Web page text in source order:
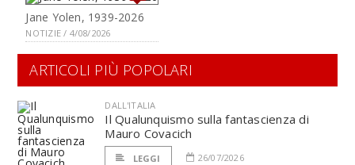
Jane Yolen, 1939-2026
NOTIZIE / 4/08/2026
ARTICOLI PIÙ POPOLARI
DALL'ITALIA
Il Qualunquismo sulla fantascienza di
Mauro Covacich
LEGGI 26/07/2026